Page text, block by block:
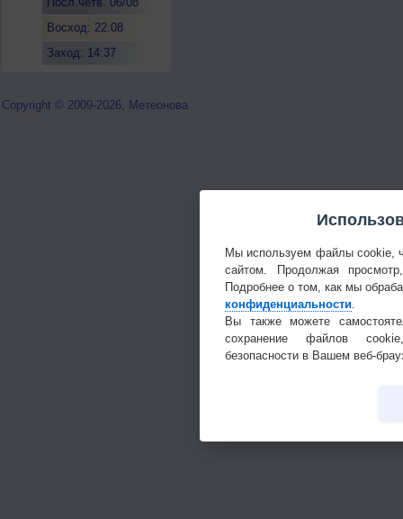
Восход: 22:08
Заход: 14:37
Copyright © 2009-2026, Метеонова
Мы используем файлы cookie,
сайтом. Продолжая
Подробнее о том, как мы
конфиденциальности
Вы также можете
сохранение файлов
безопасности в Вашем веб-